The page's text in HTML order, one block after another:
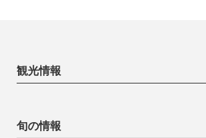
観光情報
旬の情報